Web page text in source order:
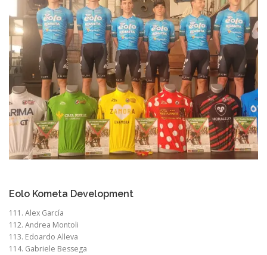
Eolo Kometa Development
111. Alex García
112. Andrea Montoli
113. Edoardo Alleva
114. Gabriele Bessega